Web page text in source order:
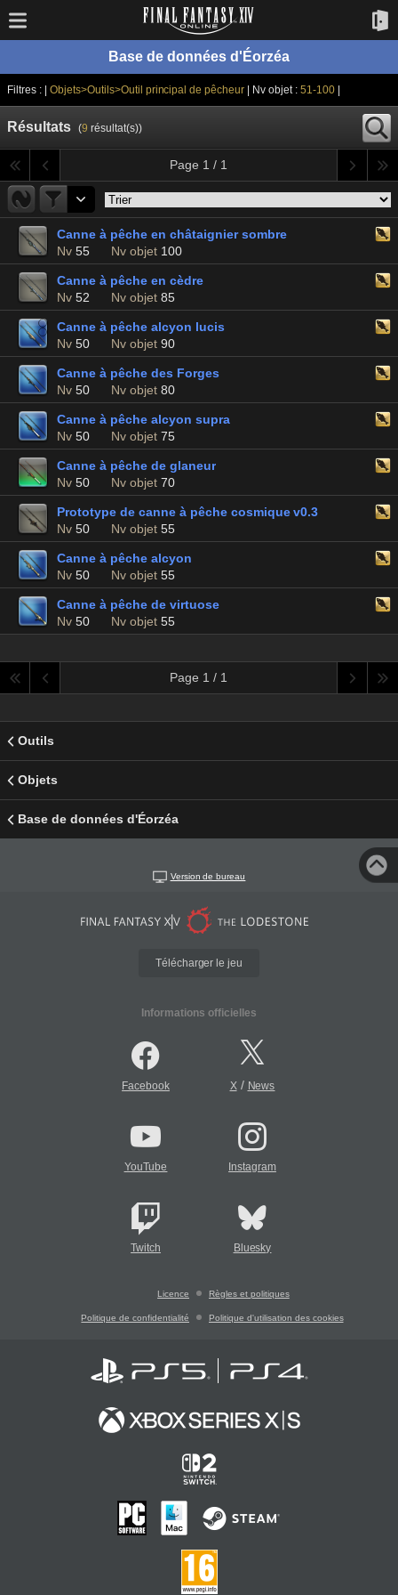
Base de données d'Éorzéa
Filtres : | Objets>Outils>Outil principal de pêcheur | Nv objet :51-100|
Résultats (9 résultat(s))
Page 1 / 1
Canne à pêche en châtaignier sombre
Nv 55 Nv objet 100
Canne à pêche en cèdre
Nv 52 Nv objet 85
Canne à pêche alcyon lucis
Nv 50 Nv objet 90
Canne à pêche des Forges
Nv 50 Nv objet 80
Canne à pêche alcyon supra
Nv 50 Nv objet 75
Canne à pêche de glaneur
Nv 50 Nv objet 70
Prototype de canne à pêche cosmique v0.3
Nv 50 Nv objet 55
Canne à pêche alcyon
Nv 50 Nv objet 55
Canne à pêche de virtuose
Nv 50 Nv objet 55
Page 1 / 1
Outils
Objets
Base de données d'Éorzéa
Version de bureau
Télécharger le jeu
Informations officielles
Facebook X/ News
YouTube Instagram
Twitch Bluesky
Licence Règles et politiques
Politique de confidentialité Politique d'utilisation des cookies